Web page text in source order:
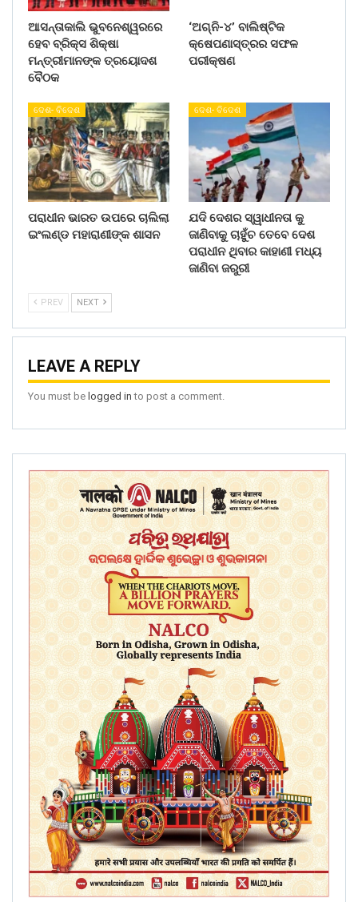
ଆସନ୍ତାକାଲି ଭୁବନେଶ୍ୱରରେ
ହେବ ବ୍ରିକ୍ସ ଶିକ୍ଷା
ମନ୍ତ୍ରୀମାନଙ୍କ ତ୍ରୟୋଦଶ
ବୈଠକ
‘ଅଗ୍ନି-୪’ ବାଲିଷ୍ଟିକ
କ୍ଷେପଣାସ୍ତ୍ରର ସଫଳ
ପରୀକ୍ଷଣ
ଦେଶ- ବିଦେଶ
ପରାଧୀନ ଭାରତ ଉପରେ ଚାଲିଲା
ଇଂଲଣ୍ଡ ମହାରାଣୀଙ୍କ ଶାସନ
ଦେଶ- ବିଦେଶ
ଯଦି ଦେଶର ସ୍ୱାଧୀନତା କୁ
ଜାଣିବାକୁ ଚାହୁଁଚ ତେବେ ଦେଶ
ପରାଧୀନ ଥିବାର କାହାଣୀ ମଧ୍ୟ
ଜାଣିବା ଜରୁରୀ
PREV NEXT
LEAVE A REPLY
You must be logged in to post a comment.